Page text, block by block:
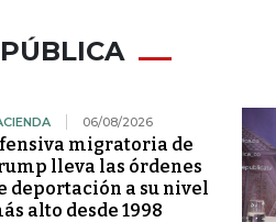
06/08/2026
migratoria de
lleva las órdenes
deportación a su nivel
alto desde 1998